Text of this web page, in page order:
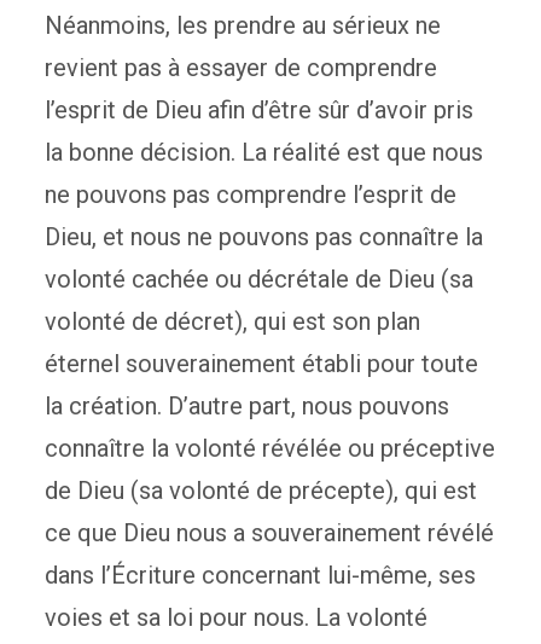
Néanmoins, les prendre au sérieux ne
revient pas à essayer de comprendre
l’esprit de Dieu afin d’être sûr d’avoir pris
la bonne décision. La réalité est que nous
ne pouvons pas comprendre l’esprit de
Dieu, et nous ne pouvons pas connaître la
volonté cachée ou décrétale de Dieu (sa
volonté de décret), qui est son plan
éternel souverainement établi pour toute
la création. D’autre part, nous pouvons
connaître la volonté révélée ou préceptive
de Dieu (sa volonté de précepte), qui est
ce que Dieu nous a souverainement révélé
dans l’Écriture concernant lui-même, ses
voies et sa loi pour nous. La volonté